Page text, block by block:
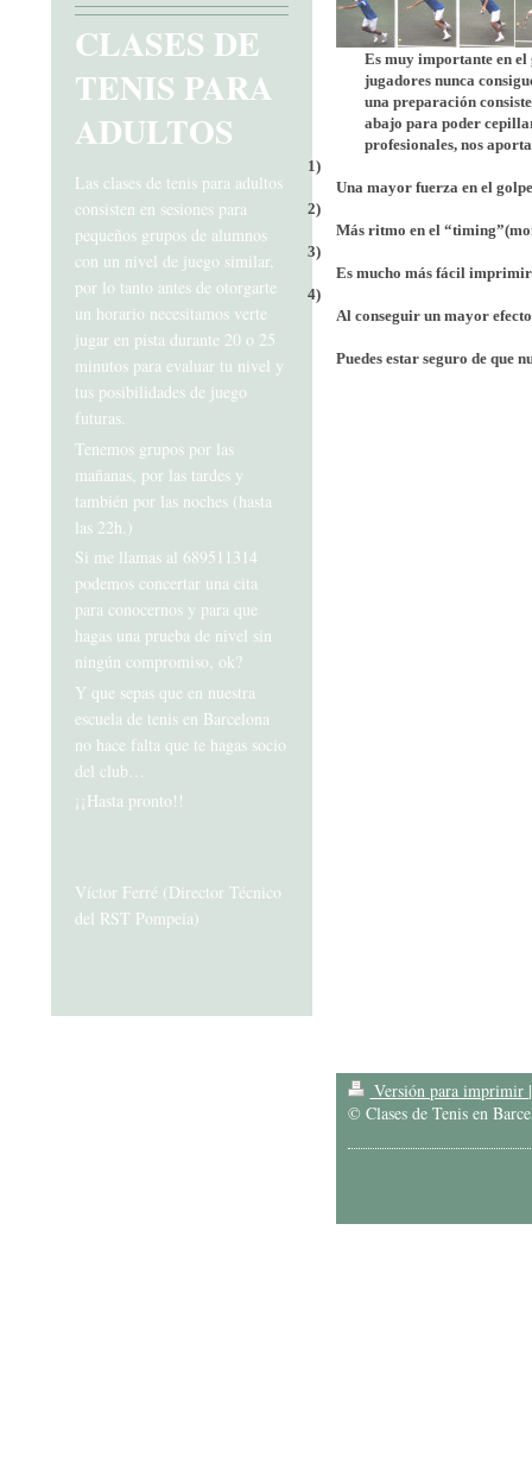
CLASES DE
TENIS PARA
ADULTOS
Las clases de tenis para adultos
consisten en sesiones para
pequeños grupos de alumnos
con un nivel de juego similar,
por lo tanto antes de otorgarte
un horario necesitamos verte
jugar en pista durante 20 o 25
minutos para evaluar tu nivel y
tus posibilidades de juego
futuras.
Tenemos grupos por las
mañanas, por las tardes y
también por las noches (hasta
las 22h.)
Si me llamas al 689511314
podemos concertar una cita
para conocernos y para que
hagas una prueba de nivel sin
ningún compromiso, ok?
Y que sepas que en nuestra
escuela de tenis en Barcelona
no hace falta que te hagas socio
del club…
¡¡Hasta pronto!!
Víctor Ferré (Director Técnico
del RST Pompeia)
Es muy importante en
jugadores nunca
una preparación
abajo para poder
profesionales, nos
1)
Una mayor fuerza en el
2)
Más ritmo en el
3)
Es mucho más fácil
4)
Al conseguir un mayor
Puedes estar seguro de que
Versión para imprimir |
© Clases de Tenis en